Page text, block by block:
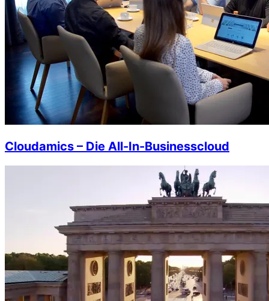
Cloudamics – Die All-In-Businesscloud